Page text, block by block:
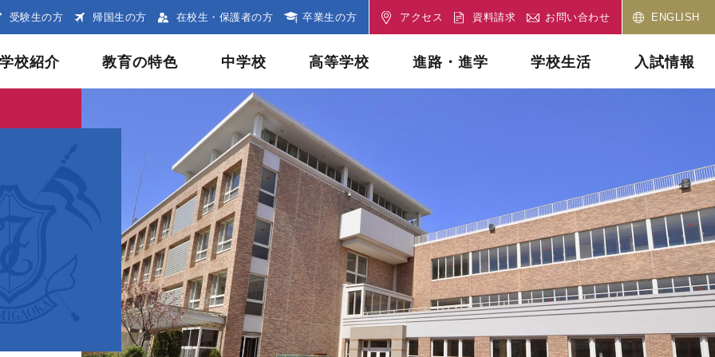
受験生の方 帰国生の方 在校生・保護者の方 卒業生の方 アクセス 資料請求 お問い合わせ ENGLISH
校紹介 教育の特色 中学校 高等学校 進路・進学 学校生活 入試情報